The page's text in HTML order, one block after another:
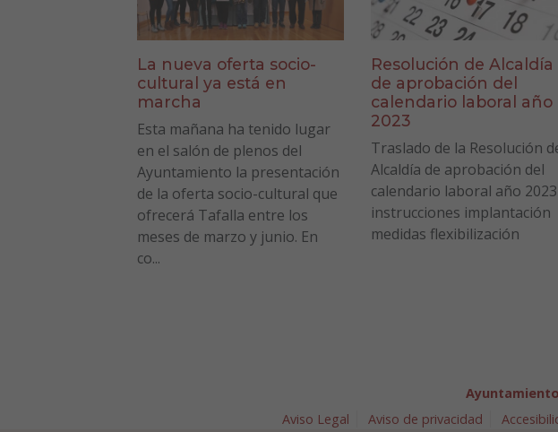
La nueva oferta socio-
cultural ya está en
marcha
Esta mañana ha tenido lugar
en el salón de plenos del
Ayuntamiento la presentación
de la oferta socio-cultural que
ofrecerá Tafalla entre los
meses de marzo y junio. En
co...
Resolución de Alcaldía
de aprobación del
calendario laboral año
2023
Traslado de la Resolución
Alcaldía de aprobación del
calendario laboral año
instrucciones implantación
medidas flexibilización
Aviso Legal
Aviso de privacidad